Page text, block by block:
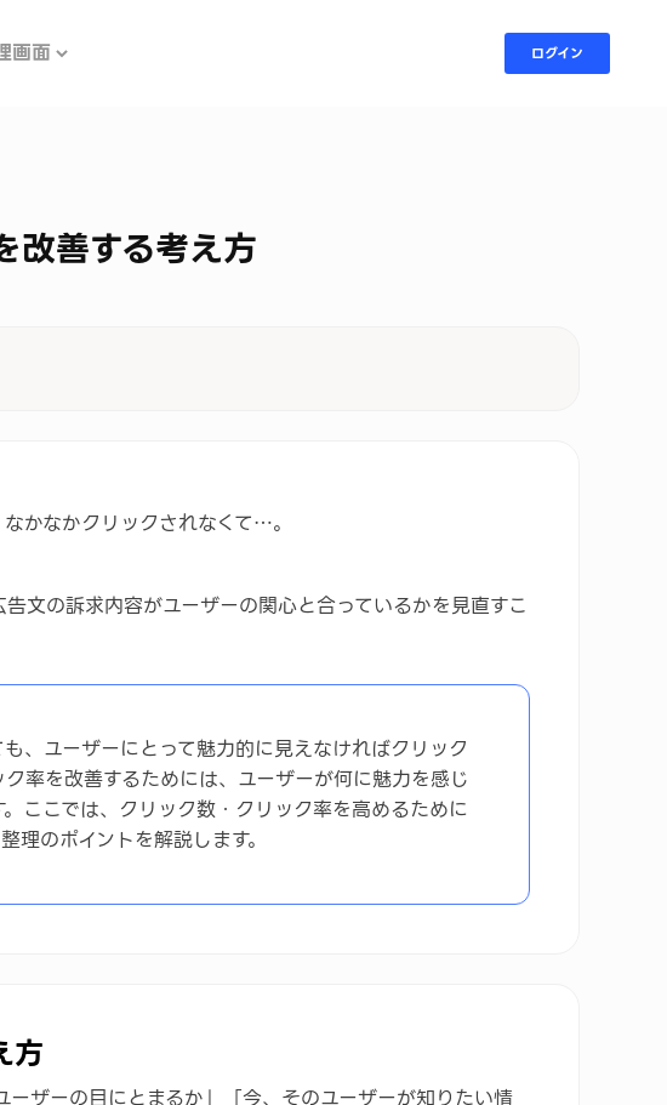
画面 ログイン
改善する考え方
かなかクリックされなくて…。
文の訴求内容がユーザーの関心と合っているかを見直すこ
、ユーザーにとって魅力的に見えなければクリック
率を改善するためには、ユーザーが何に魅力を感じ
ここでは、クリック数・クリック率を高めるために
理のポイントを解説します。
方
ーザーの目にとまるか」「今、そのユーザーが知りたい情